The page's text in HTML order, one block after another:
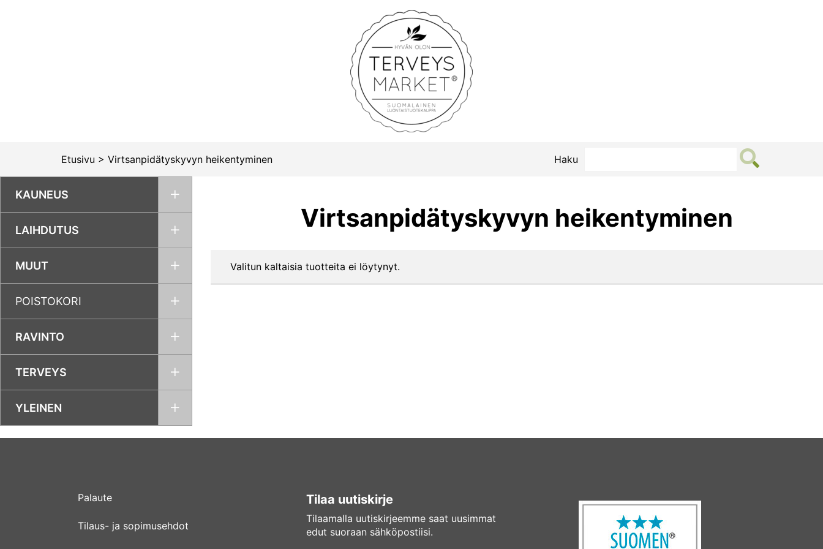
Terveysmarket
Etusivu > Virtsanpidätyskyvyn heikentyminen Haku
KAUNEUS
LAIHDUTUS
MUUT
POISTOKORI
RAVINTO
TERVEYS
YLEINEN
Virtsanpidätyskyvyn heikentyminen
Valitun kaltaisia tuotteita ei löytynyt.
Palaute
Tilaus- ja sopimusehdot
Tilaa uutiskirje
Tilaamalla uutiskirjeemme saat uusimmat
edut suoraan sähköpostiisi.